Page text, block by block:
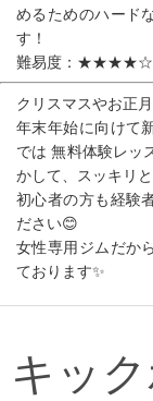
めるためのハード
す！
難易度：★★★★☆
クリスマスやお正
年末年始に向けて
では無料体験レッ
かして、スッキリ
初心者の方も経験
ださい😊
女性専用ジムだか
ております✨
キッ